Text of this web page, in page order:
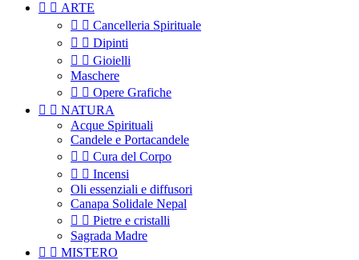
  ARTE
  Cancelleria Spirituale
  Dipinti
  Gioielli
Maschere
  Opere Grafiche
  NATURA
Acque Spirituali
Candele e Portacandele
  Cura del Corpo
  Incensi
Oli essenziali e diffusori
Canapa Solidale Nepal
  Pietre e cristalli
Sagrada Madre
  MISTERO